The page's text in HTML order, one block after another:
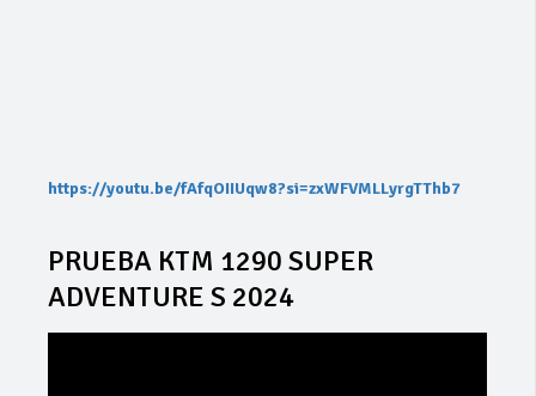
https://youtu.be/fAfqOIIUqw8?si=zxWFVMLLyrgTThb7
PRUEBA KTM 1290 SUPER
ADVENTURE S 2024